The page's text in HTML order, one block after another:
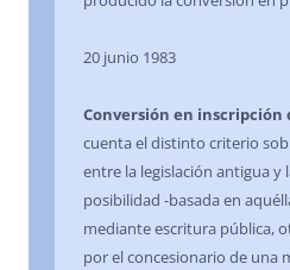
20 junio 1983
Conversión en inscripción
cuenta el distinto criterio
entre la legislación antigua y
posibilidad -basada en
mediante escritura pública,
por el concesionario de una